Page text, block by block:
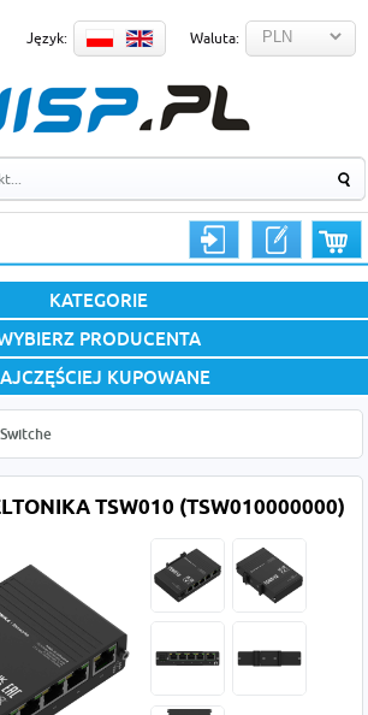
Język: Waluta:
KATEGORIE
PRODUCENTA
KUPOWANE
Switche
TSW010 (TSW010000000)